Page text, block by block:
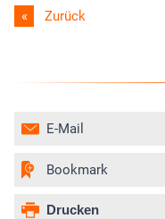
Zurück
E-Mail
Bookmark
Drucken